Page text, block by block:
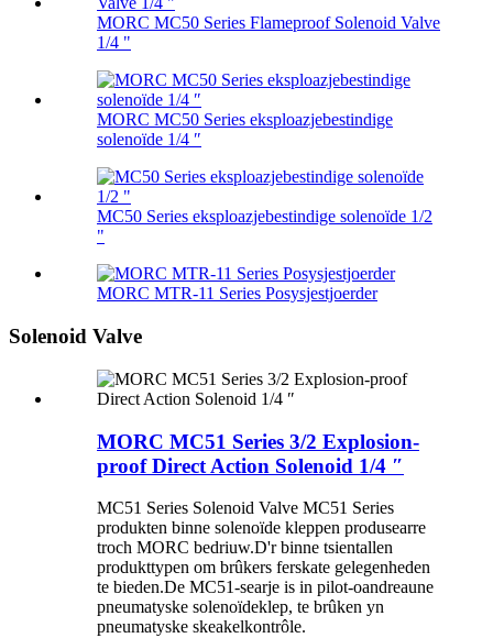
MORC MC50 Series Flameproof Solenoid Valve
1/4 "
MORC MC50 Series eksploazjebestindige
solenoïde 1/4 ″
MC50 Series eksploazjebestindige solenoïde 1/2
"
MORC MTR-11 Series Posysjestjoerder
Solenoid Valve
MORC MC51 Series 3/2 Explosion-
proof Direct Action Solenoid 1/4 ″
MC51 Series Solenoid Valve MC51 Series
produkten binne solenoïde kleppen produsearre
troch MORC bedriuw.D'r binne tsientallen
produkttypen om brûkers ferskate gelegenheden
te bieden.De MC51-searje is in pilot-oandreaune
pneumatyske solenoïdeklep, te brûken yn
pneumatyske skeakelkontrôle.